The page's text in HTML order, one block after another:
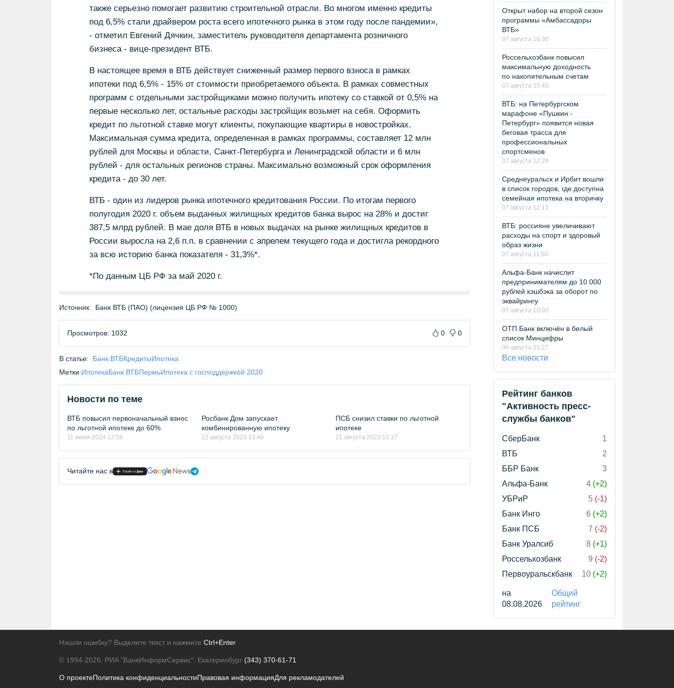
также серьезно помогает развитию строительной отрасли. Во многом именно кредиты
под 6,5% стали драйвером роста всего ипотечного рынка в этом году после пандемии»,
- отметил Евгений Дячкин, заместитель руководителя департамента розничного
бизнеса - вице-президент ВТБ.
В настоящее время в ВТБ действует сниженный размер первого взноса в рамках
ипотеки под 6,5% - 15% от стоимости приобретаемого объекта. В рамках совместных
программ с отдельными застройщиками можно получить ипотеку со ставкой от 0,5% на
первые несколько лет, остальные расходы застройщик возьмет на себя. Оформить
кредит по льготной ставке могут клиенты, покупающие квартиры в новостройках.
Максимальная сумма кредита, определенная в рамках программы, составляет 12 млн
рублей для Москвы и области, Санкт-Петербурга и Ленинградской области и 6 млн
рублей - для остальных регионов страны. Максимально возможный срок оформления
кредита - до 30 лет.
ВТБ - один из лидеров рынка ипотечного кредитования России. По итогам первого
полугодия 2020 г. объем выданных жилищных кредитов банка вырос на 28% и достиг
387,5 млрд рублей. В мае доля ВТБ в новых выдачах на рынке жилищных кредитов в
России выросла на 2,6 п.п. в сравнении с апрелем текущего года и достигла рекордного
за всю историю банка показателя - 31,3%*.
*По данным ЦБ РФ за май 2020 г.
Источник: Банк ВТБ (ПАО) (лицензия ЦБ РФ № 1000)
Просмотров: 1032 0 0
В статье: Банк ВТБКредитыИпотека
Метки:ИпотекаБанк ВТБПермьИпотека с господдержкой 2020
Новости по теме
ВТБ повысил первоначальный взнос
по льготной ипотеке до 60%
11 июня 2024 12:58
Росбанк Дом запускает
комбинированную ипотеку
22 августа 2023 13:46
ПСБ снизил ставки по льготной
ипотеке
21 августа 2023 15:37
Читайте нас в
Открыт набор на второй сезон
программы «Амбассадоры
ВТБ»
07 августа 16:30
Россельхозбанк повысил
максимальную доходность
по накопительным счетам
07 августа 15:40
ВТБ: на Петербургском
марафоне «Пушкин -
Петербург» появится новая
беговая трасса для
профессиональных
спортсменов
07 августа 12:28
Среднеуральск и Ирбит вошли
в список городов, где доступна
семейная ипотека на вторичку
07 августа 12:13
ВТБ: россияне увеличивают
расходы на спорт и здоровый
образ жизни
07 августа 11:50
Альфа-Банк начислит
предпринимателям до 10 000
рублей кэшбэка за оборот по
эквайрингу
07 августа 10:00
ОТП Банк включён в белый
список Минцифры
06 августа 21:27
Все новости
Рейтинг банков
"Активность пресс-
службы банков"
СберБанк
1
ВТБ
2
ББР Банк
3
Альфа-Банк
4 (+2)
УБРиР
5 (-1)
Банк Инго
6 (+2)
Банк ПСБ
7 (-2)
Банк Уралсиб
8 (+1)
Россельхозбанк
9 (-2)
Первоуральскбанк
10 (+2)
на
08.08.2026
Общий
рейтинг
Нашли ошибку? Выделите текст и нажмите Ctrl+Enter
© 1994-2026. РИА "БанкИнформСервис". Екатеринбург (343) 370-61-71
О проектеПолитика конфиденциальностиПравовая информацияДля рекламодателей